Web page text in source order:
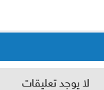
لا يوجد تعليقات